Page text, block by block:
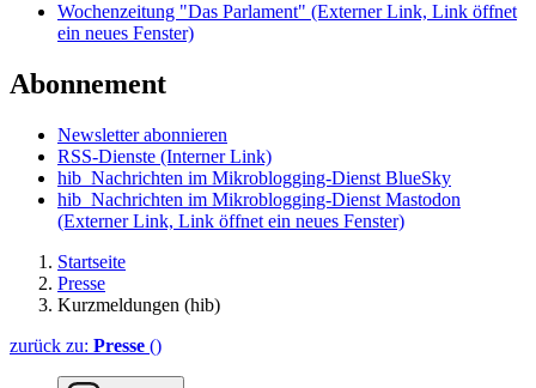
Wochenzeitung "Das Parlament" (Externer Link, Link öffnet
ein neues Fenster)
Abonnement
Newsletter abonnieren
RSS-Dienste (Interner Link)
hib_Nachrichten im Mikroblogging-Dienst BlueSky
hib_Nachrichten im Mikroblogging-Dienst Mastodon
(Externer Link, Link öffnet ein neues Fenster)
Startseite
Presse
Kurzmeldungen (hib)
zurück zu: Presse ()